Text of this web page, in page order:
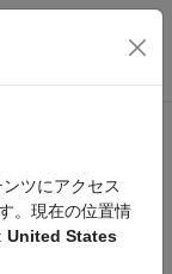
ション メ
ツにアクセス
。現在の位置情
United States